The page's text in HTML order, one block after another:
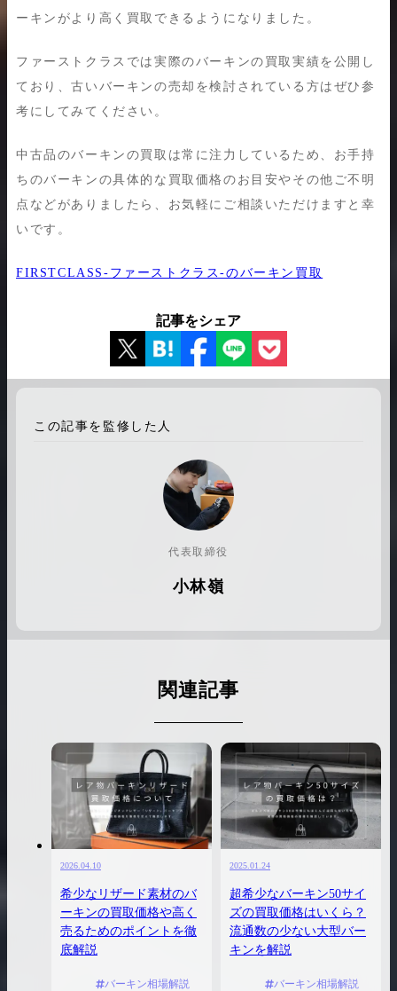
ーキンがより高く買取できるようになりました。
ファーストクラスでは実際のバーキンの買取実績を公開し
ており、古いバーキンの売却を検討されている方はぜひ参
考にしてみてください。
中古品のバーキンの買取は常に注力しているため、お手持
ちのバーキンの具体的な買取価格のお目安やその他ご不明
点などがありましたら、お気軽にご相談いただけますと幸
いです。
FIRSTCLASS-ファーストクラス-のバーキン買取
記事をシェア
この記事を監修した人
代表取締役
小林嶺
関連記事
2026.04.10
希少なリザード素材のバ
ーキンの買取価格や高く
売るためのポイントを徹
底解説
バーキン相場解説
2025.01.24
超希少なバーキン50サイ
ズの買取価格はいくら？
流通数の少ない大型バー
キンを解説
バーキン相場解説